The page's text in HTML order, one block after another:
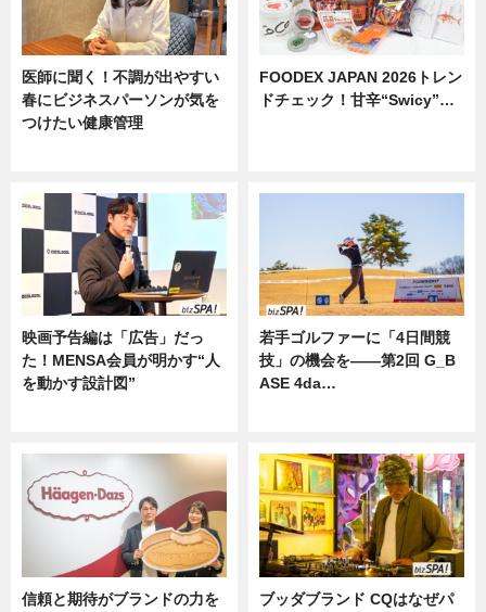
医師に聞く！不調が出やすい
春にビジネスパーソンが気を
つけたい健康管理
FOODEX JAPAN 2026トレン
ドチェック！甘辛“Swicy”…
映画予告編は「広告」だっ
た！MENSA会員が明かす“人
を動かす設計図”
若手ゴルファーに「4日間競
技」の機会を——第2回 G_B
ASE 4da…
信頼と期待がブランドの力を
ブッダブランド CQはなぜパ